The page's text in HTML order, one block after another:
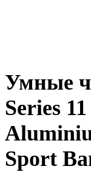
Умные
Series
Sport